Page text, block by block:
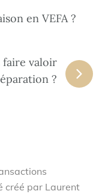
en VEFA ?
faire valoir
?
créé par Laurent